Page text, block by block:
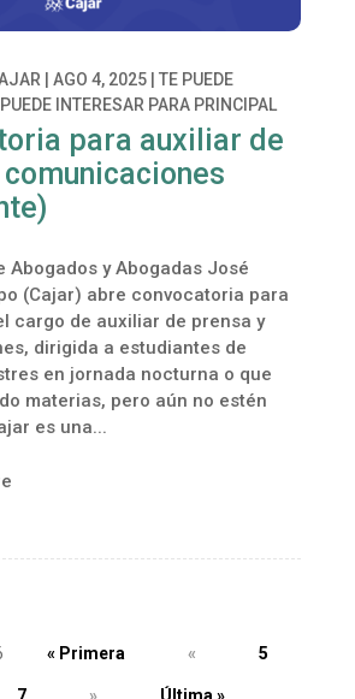
AGO 4, 2025| TE PUEDE
INTERESAR PARA PRINCIPAL
para auxiliar de
Abogados y Abogadas José
(Cajar) abre convocatoria para
cargo de auxiliar de prensa y
dirigida a estudiantes de
en jornada nocturna o que
materias, pero aún no estén
es una...
« Primera « 5